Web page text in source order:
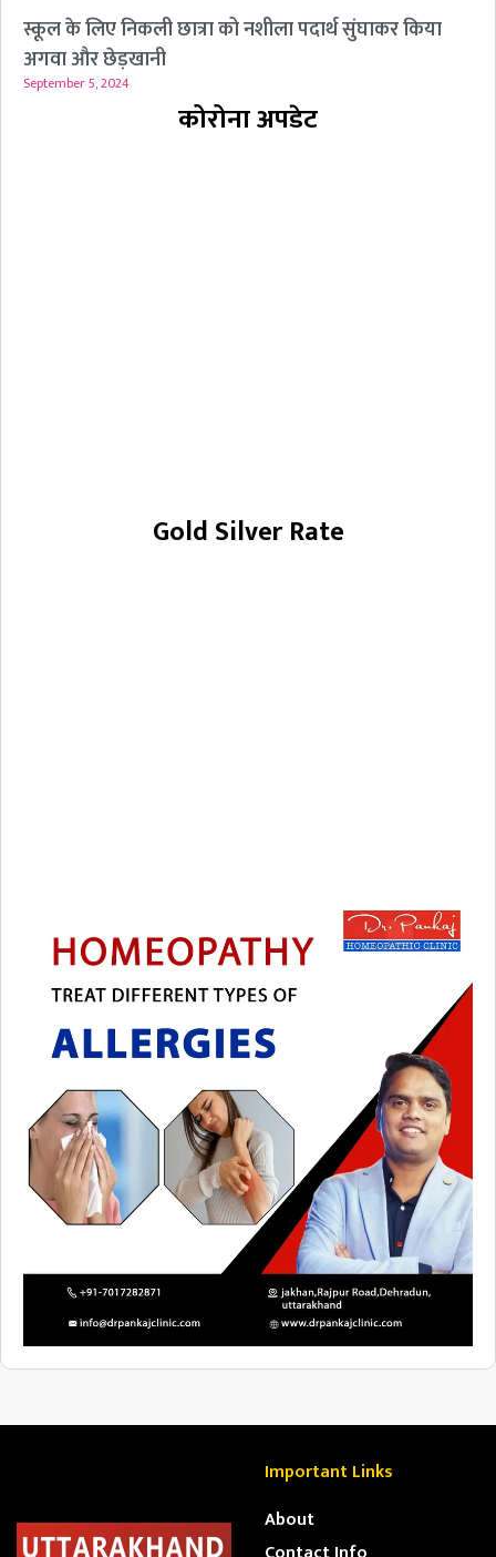
स्कूल के लिए निकली छात्रा को नशीला पदार्थ सुंघाकर किया
अगवा और छेड़खानी
September 5, 2024
कोरोना अपडेट
Gold Silver Rate
Important Links
About